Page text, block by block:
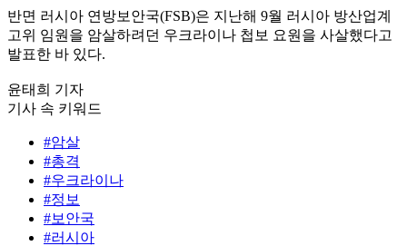
반면 러시아 연방보안국(FSB)은 지난해 9월 러시아 방산업계
고위 임원을 암살하려던 우크라이나 첩보 요원을 사살했다고
발표한 바 있다.
윤태희 기자
기사 속 키워드
#암살
#총격
#우크라이나
#정보
#보안국
#러시아